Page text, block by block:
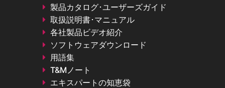
製品カタログ･ユーザーズガイド
取扱説明書･マニュアル
各社製品ビデオ紹介
ソフトウェアダウンロード
用語集
T&Mノート
エキスパートの知恵袋